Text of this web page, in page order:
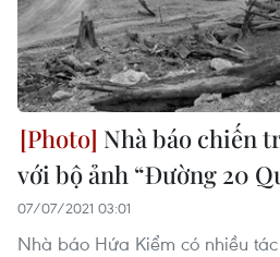
Nhà báo chiến
với bộ ảnh “Đường 20
07/07/2021 03:01
Nhà báo Hứa Kiểm có nhiều